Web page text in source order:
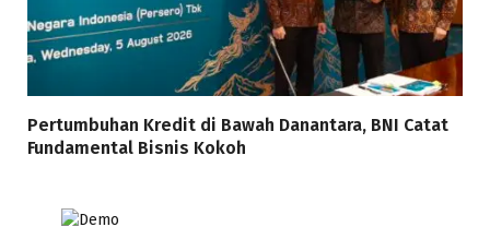
Pertumbuhan Kredit di Bawah Danantara, BNI Catat
Fundamental Bisnis Kokoh